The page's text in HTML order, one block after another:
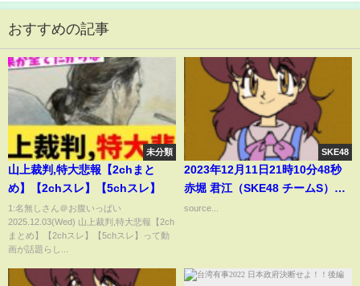
おすすめの記事
未分類
山上裁判,特大悲報【2chまと
め】【2chスレ】【5chスレ】
1:名無しさん＠お腹いっぱい
2025.12.03(Wed) 山上裁判,特大悲報【2ch
まとめ】【2chスレ】【5chスレ】って動
画が話題らし...
SKE48
2023年12月11日21時10分48秒
赤堀 君江（SKE48 チームS）
KIMIE AKAHORI
source...